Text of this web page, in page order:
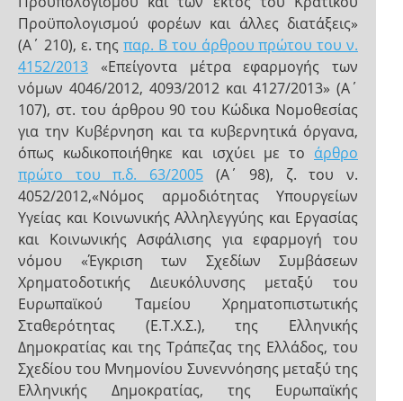
Προϋπολογισμού φορέων και άλλες διατάξεις»
(Α΄ 210), ε. τηςπαρ. Β του άρθρου πρώτου του ν.
4152/2013 «Επείγοντα μέτρα εφαρμογής των
νόμων 4046/2012, 4093/2012 και 4127/2013» (Α΄
107), στ. του άρθρου 90 του Κώδικα Νομοθεσίας
για την Κυβέρνηση και τα κυβερνητικά όργανα,
όπως κωδικοποιήθηκε και ισχύει με το άρθρο
πρώτο του π.δ. 63/2005(Α΄ 98), ζ. του ν.
4052/2012,«Νόμος αρμοδιότητας Υπουργείων
Υγείας και Κοινωνικής Αλληλεγγύης και Εργασίας
και Κοινωνικής Ασφάλισης για εφαρμογή του
νόμου «Έγκριση των Σχεδίων Συμβάσεων
Χρηματοδοτικής Διευκόλυνσης μεταξύ του
Ευρωπαϊκού Ταμείου Χρηματοπιστωτικής
Σταθερότητας (Ε.Τ.Χ.Σ.), της Ελληνικής
Δημοκρατίας και της Τράπεζας της Ελλάδος, του
Σχεδίου του Μνημονίου Συνεννόησης μεταξύ της
Ελληνικής Δημοκρατίας, της Ευρωπαϊκής